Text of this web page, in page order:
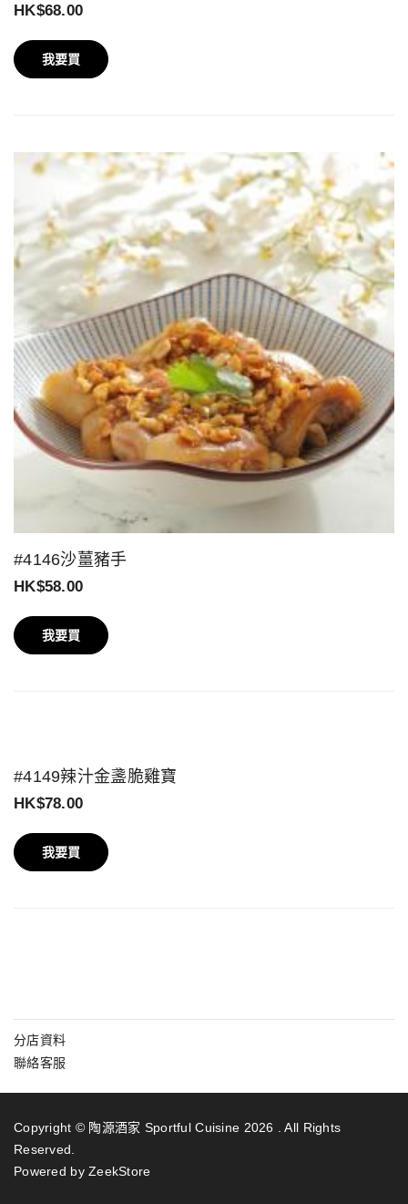
HK$68.00
我要買
#4146沙薑豬手
HK$58.00
我要買
#4149辣汁金盞脆雞寶
HK$78.00
我要買
分店資料
聯絡客服
Copyright © 陶源酒家 Sportful Cuisine 2026 . All Rights
Reserved.
Powered by ZeekStore